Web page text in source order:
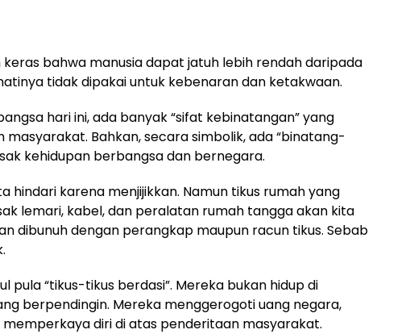
bahwa manusia dapat jatuh lebih rendah daripada
tidak dipakai untuk kebenaran dan ketakwaan.
hari ini, ada banyak “sifat kebinatangan” yang
Bahkan, secara simbolik, ada “binatang-
kehidupan berbangsa dan bernegara.
hindari karena menjijikkan. Namun tikus rumah yang
lemari, kabel, dan peralatan rumah tangga akan kita
dibunuh dengan perangkap maupun racun tikus. Sebab
pula “tikus-tikus berdasi”. Mereka bukan hidup di
berpendingin. Mereka menggerogoti uang negara,
diri di atas penderitaan masyarakat.